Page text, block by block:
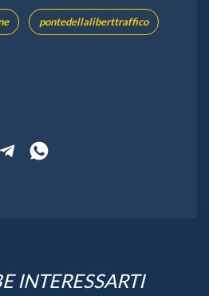
pontedellaliberttraffico
INTERESSARTI